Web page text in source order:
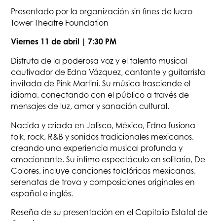
Presentado por la organización sin fines de lucro
Tower Theatre Foundation
Viernes 11 de abril | 7:30 PM
Disfruta de la poderosa voz y el talento musical
cautivador de Edna Vázquez, cantante y guitarrista
invitada de Pink Martini. Su música trasciende el
idioma, conectando con el público a través de
mensajes de luz, amor y sanación cultural.
Nacida y criada en Jalisco, México, Edna fusiona
folk, rock, R&B y sonidos tradicionales mexicanos,
creando una experiencia musical profunda y
emocionante. Su íntimo espectáculo en solitario, De
Colores, incluye canciones folclóricas mexicanas,
serenatas de trova y composiciones originales en
español e inglés.
Reseña de su presentación en el Capitolio Estatal de